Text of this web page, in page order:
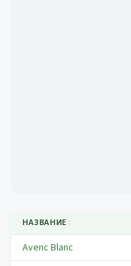
НАЗВАНИЕ↕
Avenc Blanc